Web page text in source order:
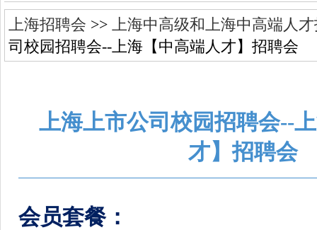
上海招聘会 >>
上海中高级和上海中高端人
司校园招聘会--上海【中高端人才】招聘会
上海上市公司校园招聘会--
才】招聘会
会员套餐：